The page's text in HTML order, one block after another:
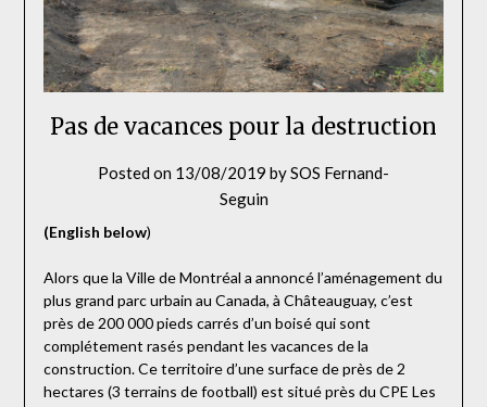
Pas de vacances pour la destruction
Posted on 13/08/2019 bySOS Fernand-
Seguin
(English below)
Alors que la Ville de Montréal a annoncé l’aménagement du
plus grand parc urbain au Canada, à Châteauguay, c’est
près de 200 000 pieds carrés d’un boisé qui sont
complétement rasés pendant les vacances de la
construction. Ce territoire d’une surface de près de 2
hectares (3 terrains de football) est situé près du CPE Les